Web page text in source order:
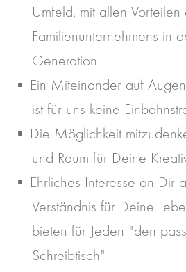
Umfeld, mit allen Vorteilen
Familienunternehmens in
Generation
Ein Miteinander auf
ist für uns keine
Die Möglichkeit
und Raum für Deine
Ehrliches Interesse an Dir
Verständnis für Deine
bieten für Jeden "den
Schreibtisch"